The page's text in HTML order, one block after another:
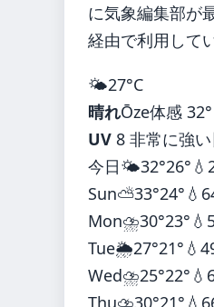
に気象編集部が
経由で利用して
🌤️27°C
晴れŌze体感
UV 8 非常に強い
今日🌤️32°26°
Sun⛅33°24°
Mon⛈️30°23°
Tue🌦️27°21°
Wed⛈️25°22°
Thu⛈️30°21°